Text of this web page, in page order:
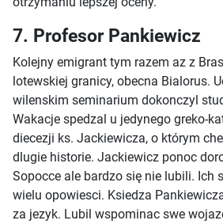
7. Profesor Pankiewicz
Kolejny emigrant tym razem az z
lotewskiej granicy, obecna Bialorus.
wilenskim seminarium dokonczyl
Wakacje spedzal u jedynego greko-
diecezji ks. Jackiewicza, o którym
dlugie historie. Jackiewicz ponoc
Sopocce ale bardzo się nie lubili. Ich
wielu opowiesci. Ksiedza
za jezyk. Lubil wspominac swe